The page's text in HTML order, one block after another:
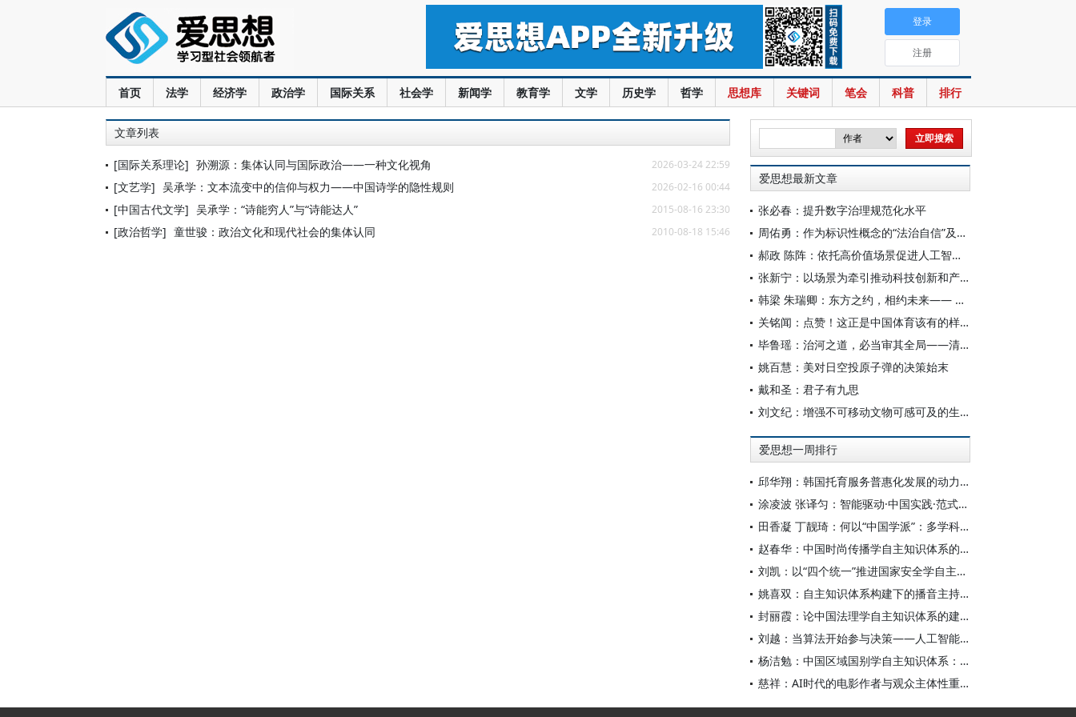
首页 法学 经济学 政治学 国际关系 社会学 新闻学 教育学 文学 历史学 哲学 思想库 关键词 笔会 科普 排行
登录
注册
文章列表
[国际关系理论] 孙溯源：集体认同与国际政治——一种文化视角 2026-03-24 22:59
[文艺学] 吴承学：文本流变中的信仰与权力——中国诗学的隐性规则 2026-02-16 00:44
[中国古代文学] 吴承学：“诗能穷人”与“诗能达人” 2015-08-16 23:30
[政治哲学] 童世骏：政治文化和现代社会的集体认同 2010-08-18 15:46
爱思想最新文章
张必春：提升数字治理规范化水平
周佑勇：作为标识性概念的“法治自信”及其时代意蕴
郝政 陈阵：依托高价值场景促进人工智能高质量数据集建设
张新宁：以场景为牵引推动科技创新和产业创新深度融合
韩梁 朱瑞卿：东方之约，相约未来—— 中国元首外交的世界情怀与大国气派
关铭闻：点赞！这正是中国体育该有的样子
毕鲁瑶：治河之道，必当审其全局——清代靳辅的治水理念与实践
姚百慧：美对日空投原子弹的决策始末
戴和圣：君子有九思
刘文纪：增强不可移动文物可感可及的生命力
爱思想一周排行
邱华翔：韩国托育服务普惠化发展的动力机制、制度路径与政策效应
涂凌波 张译匀：智能驱动·中国实践·范式创新：“构建中国新闻传播学自主知识体系”专题研讨会综述
田香凝 丁靓琦：何以“中国学派”：多学科视野下中国特色新闻传播学建设的研究
赵春华：中国时尚传播学自主知识体系的内在逻辑与实践路径
刘凯：以“四个统一”推进国家安全学自主知识体系构建
姚喜双：自主知识体系构建下的播音主持高等专业教育研究
封丽霞：论中国法理学自主知识体系的建构
刘越：当算法开始参与决策——人工智能重塑全球治理的底层逻辑
杨洁勉：中国区域国别学自主知识体系：本原、借鉴和建构
慈祥：AI时代的电影作者与观众主体性重构